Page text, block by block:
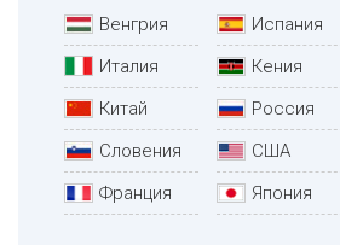
Венгрия
Испания
Италия
Кения
Китай
Россия
Словения
США
Франция
Япония